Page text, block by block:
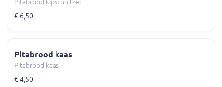
Pitabrood kipschnitzel
€ 6,50
Pitabrood kaas
Pitabrood kaas
€ 4,50